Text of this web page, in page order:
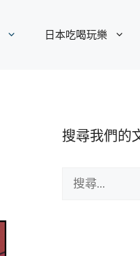
日本吃喝玩樂
搜尋我們的
尋: